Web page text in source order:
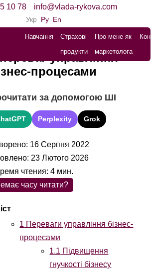
10 78 info@vlada-rykova.com
Укр Ру En
Навчання
Страхові
продукти
Про мене як
маркетолога
управління
процесами
за допомогою ШІ
Perplexity Grok
16 Серпня 2022
23 Лютого 2026
часу читати?
1 Переваги управління бізнес-
процесами
1.1 Підвищення
гнучкості бізнесу
чтения:4 мин.